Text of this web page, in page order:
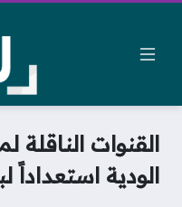
القنوات الناقلة
الودية استعداداً